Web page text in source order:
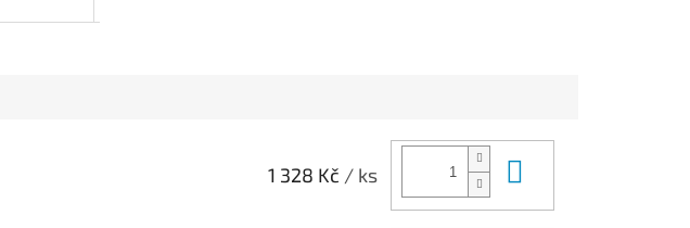
1 328 Kč / ks